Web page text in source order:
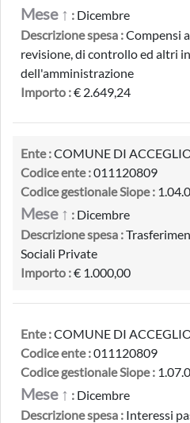
Mese ↑ : Dicembre
Descrizione spesa :Compensi
revisione, di controllo ed altri
dell'amministrazione
Importo :€ 2.649,24
Ente :COMUNE DI
Codice ente :011120809
Codice gestionale Siope :
Mese ↑ : Dicembre
Descrizione spesa :
Sociali Private
Importo :€ 1.000,00
Ente :COMUNE DI
Codice ente :011120809
Codice gestionale Siope :
Mese ↑ : Dicembre
Descrizione spesa : Interessi